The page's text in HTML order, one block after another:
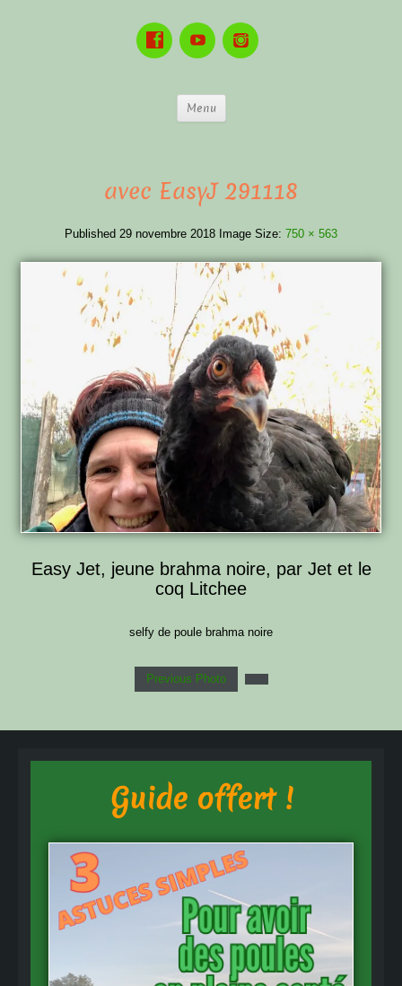
Menu
avec EasyJ 291118
Published 29 novembre 2018 Image Size: 750 × 563
Easy Jet, jeune brahma noire, par Jet et le
coq Litchee
selfy de poule brahma noire
Previous Photo
Guide offert !